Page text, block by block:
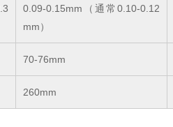
0.09-0.15mm（通常0.10-0.12
mm）
70-76mm
260mm